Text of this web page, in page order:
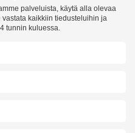
palveluista, käytä alla olevaa
kaikkiin tiedusteluihin ja
tunnin kuluessa.